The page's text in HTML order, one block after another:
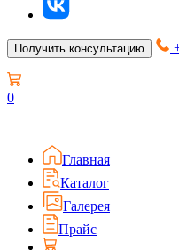
Получить консультацию
0
Главная
Каталог
Галерея
Прайс